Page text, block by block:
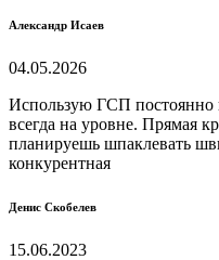
Александр Исаев
04.05.2026
Использую ГСП постоянно
всегда на уровне. Прямая
планируешь шпаклевать
конкурентная
Денис Скобелев
15.06.2023